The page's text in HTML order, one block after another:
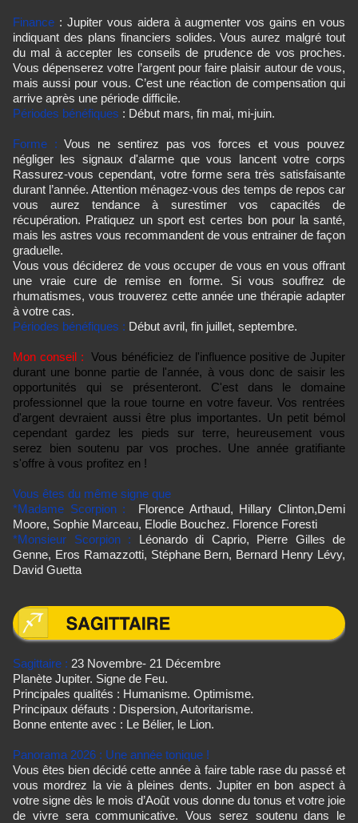
Finance : Jupiter vous aidera à augmenter vos gains en vous
indiquant des plans financiers solides. Vous aurez malgré tout
du mal à accepter les conseils de prudence de vos proches.
Vous dépenserez votre l’argent pour faire plaisir autour de vous,
mais aussi pour vous. C’est une réaction de compensation qui
arrive après une période difficile.
Périodes bénéfiques : Début mars, fin mai, mi-juin.
Forme : Vous ne sentirez pas vos forces et vous pouvez
négliger les signaux d'alarme que vous lancent votre corps
Rassurez-vous cependant, votre forme sera très satisfaisante
durant l’année. Attention ménagez-vous des temps de repos car
vous aurez tendance à surestimer vos capacités de
récupération. Pratiquez un sport est certes bon pour la santé,
mais les astres vous recommandent de vous entrainer de façon
graduelle.
Vous vous déciderez de vous occuper de vous en vous offrant
une vraie cure de remise en forme. Si vous souffrez de
rhumatismes, vous trouverez cette année une thérapie adapter
à votre cas.
Périodes bénéfiques : Début avril, fin juillet, septembre.
Mon conseil : Vous bénéficiez de l'influence positive de Jupiter
durant une bonne partie de l'année, à vous donc de saisir les
opportunités qui se présenteront. C'est dans le domaine
professionnel que la roue tourne en votre faveur. Vos rentrées
d'argent devraient aussi être plus importantes. Un petit bémol
cependant gardez les pieds sur terre, heureusement vous
serez bien soutenu par vos proches. Une année gratifiante
s'offre à vous profitez en !
Vous êtes du même signe que
*Madame Scorpion :
Florence Arthaud, Hillary Clinton,Demi
Moore, Sophie Marceau, Elodie Bouchez. Florence Foresti
*Monsieur Scorpion : Léonardo di Caprio, Pierre Gilles de
Genne, Eros Ramazzotti, Stéphane Bern, Bernard Henry Lévy,
David Guetta
Sagittaire : 23 Novembre- 21 Décembre
Planète Jupiter. Signe de Feu.
Principales qualités : Humanisme. Optimisme.
Principaux défauts : Dispersion, Autoritarisme.
Bonne entente avec : Le Bélier, le Lion.
Panorama 2026 : Une année tonique !
Vous êtes bien décidé cette année à faire table rase du passé et
vous mordrez la vie à pleines dents. Jupiter en bon aspect à
votre signe dès le mois d’Août vous donne du tonus et votre joie
de vivre sera communicative. Vous serez soutenu dans le